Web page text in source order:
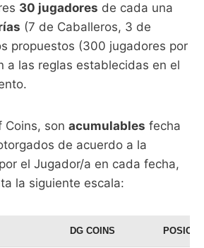
30 jugadores de cada una
(7 de Caballeros, 3 de
propuestos (300 jugadores por
a las reglas establecidas en el
Coins, sonacumulables fecha
de acuerdo a la
el Jugador/a en cada fecha,
la siguiente escala:
DG COINS